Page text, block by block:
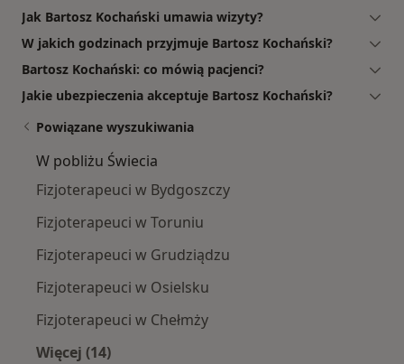
Jak Bartosz Kochański umawia wizyty?
W jakich godzinach przyjmuje Bartosz Kochański?
Bartosz Kochański: co mówią pacjenci?
Jakie ubezpieczenia akceptuje Bartosz Kochański?
Powiązane wyszukiwania
W pobliżu Świecia
Fizjoterapeuci w Bydgoszczy
Fizjoterapeuci w Toruniu
Fizjoterapeuci w Grudziądzu
Fizjoterapeuci w Osielsku
Fizjoterapeuci w Chełmży
Więcej (14)